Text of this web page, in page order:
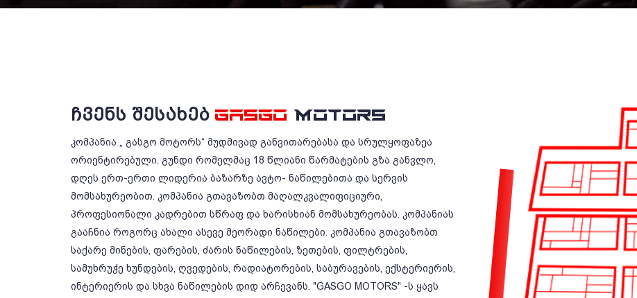
ᲩᲕᲔᲜᲡ ᲨᲔᲡᲐᲮᲔᲑ GASGO MOTORS
კომპანია „ გასგო მოტორს“ მუდმივად განვითარებასა და სრულყოფაზეა
ორიენტირებული. გუნდი რომელმაც 18 წლიანი წარმატების გზა განვლო,
დღეს ერთ-ერთი ლიდერია ბაზარზე ავტო- ნაწილებითა და სერვის
მომსახურეობით. კომპანია გთავაზობთ მაღალკვალიფიციური,
პროფესიონალი კადრებით სწრაფ და ხარისხიან მომსახურეობას. კომპანიას
გააჩნია როგორც ახალი ასევე მეორადი ნაწილები. კომპანია გთავაზობთ
საქარე მინების, ფარების, ძარის ნაწილების, ზეთების, ფილტრების,
სამუხრუჭე ხუნდების, ღვედების, რადიატორების, საბურავების, ექსტერიერის,
ინტერიერის და სხვა ნაწილების დიდ არჩევანს. "GASGO MOTORS" -ს ყავს